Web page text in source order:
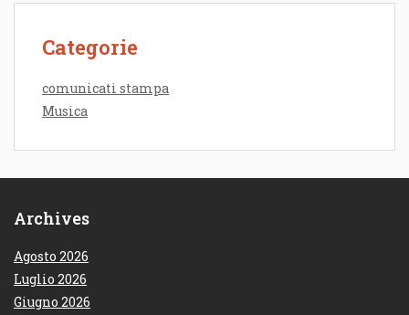
Categorie
comunicati stampa
Musica
Archives
Agosto 2026
Luglio 2026
Giugno 2026